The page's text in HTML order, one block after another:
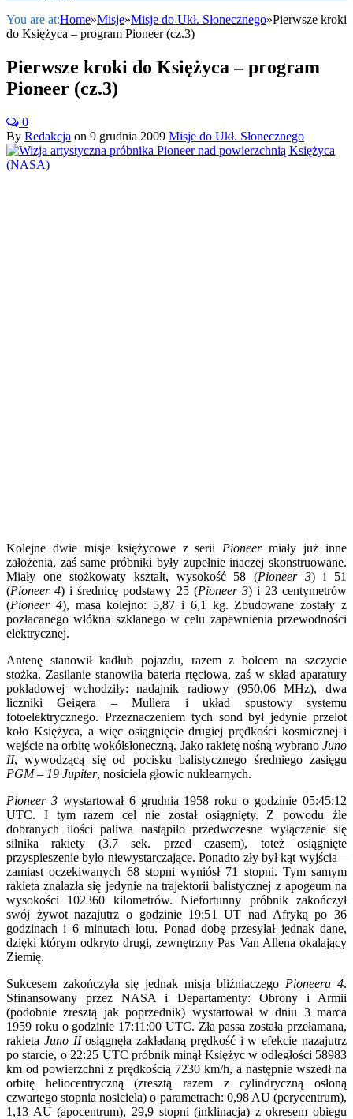
You are at:Home»Misje»Misje do Ukł. Słonecznego»Pierwsze kroki
do Księżyca – program Pioneer (cz.3)
Pierwsze kroki do Księżyca – program
Pioneer (cz.3)
0
By Redakcja on 9 grudnia 2009 Misje do Ukł. Słonecznego
Kolejne dwie misje księżycowe z serii Pioneermiały już inne
założenia, zaś same próbniki były zupełnie inaczej skonstruowane.
Miały one stożkowaty kształt, wysokość 58 (Pioneer 3) i 51
(Pioneer 4) i średnicę podstawy 25 (Pioneer 3) i 23 centymetrów
(Pioneer 4), masa kolejno: 5,87 i 6,1 kg. Zbudowane zostały z
pozłacanego włókna szklanego w celu zapewnienia przewodności
elektrycznej.
Antenę stanowił kadłub pojazdu, razem z bolcem na szczycie
stożka. Zasilanie stanowiła bateria rtęciowa, zaś w skład aparatury
pokładowej wchodziły: nadajnik radiowy (950,06 MHz), dwa
liczniki Geigera – Mullera i układ spustowy systemu
fotoelektrycznego. Przeznaczeniem tych sond był jedynie przelot
koło Księżyca, a więc osiągnięcie drugiej prędkości kosmicznej i
wejście na orbitę wokółsłoneczną. Jako rakietę nośną wybrano Juno
II, wywodzącą się od pocisku balistycznego średniego zasięgu
PGM – 19 Jupiter, nosiciela głowic nuklearnych.
Pioneer 3wystartował 6 grudnia 1958 roku o godzinie 05:45:12
UTC. I tym razem cel nie został osiągnięty. Z powodu źle
dobranych ilości paliwa nastąpiło przedwczesne wyłączenie się
silnika rakiety (3,7 sek. przed czasem), toteż osiągnięte
przyspieszenie było niewystarczające. Ponadto zły był kąt wyjścia –
zamiast oczekiwanych 68 stopni wyniósł 71 stopni. Tym samym
rakieta znalazła się jedynie na trajektorii balistycznej z apogeum na
wysokości 102360 kilometrów. Niefortunny próbnik zakończył
swój żywot nazajutrz o godzinie 19:51 UT nad Afryką po 36
godzinach i 6 minutach lotu. Ponad dobę przesyłał jednak dane,
dzięki którym odkryto drugi, zewnętrzny Pas Van Allena okalający
Ziemię.
Sukcesem zakończyła się jednak misja bliźniaczego Pioneera 4.
Sfinansowany przez NASA i Departamenty: Obrony i Armii
(podobnie zresztą jak poprzednik) wystartował w dniu 3 marca
1959 roku o godzinie 17:11:00 UTC. Zła passa została przełamana,
rakieta Juno IIosiągnęła zakładaną prędkość i w efekcie nazajutrz
po starcie, o 22:25 UTC próbnik minął Księżyc w odległości 58983
km od powierzchni z prędkością 7230 km/h, a następnie wszedł na
orbitę heliocentryczną (zresztą razem z cylindryczną osłoną
czwartego stopnia nosiciela) o parametrach: 0,98 AU (perycentrum),
1,13 AU (apocentrum), 29,9 stopni (inklinacja) z okresem obiegu